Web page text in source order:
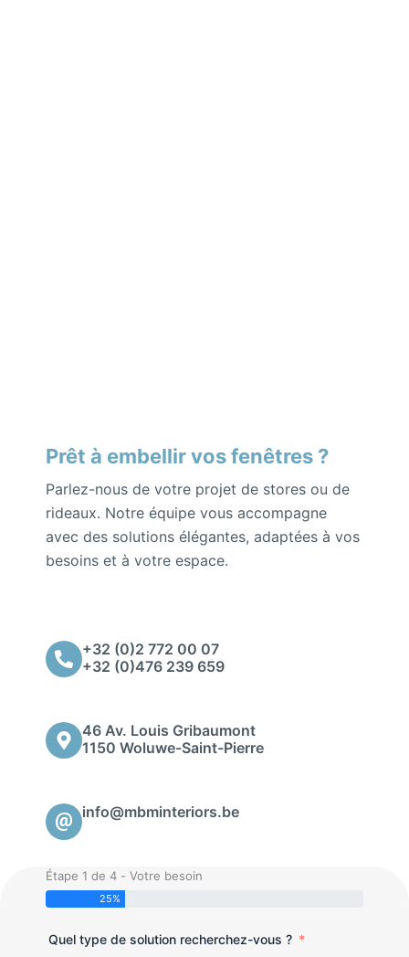
Prêt à embellir vos fenêtres ?
Parlez-nous de votre projet de stores ou de
rideaux. Notre équipe vous accompagne
avec des solutions élégantes, adaptées à vos
besoins et à votre espace.
+32 (0)2 772 00 07
+32 (0)476 239 659
46 Av. Louis Gribaumont
1150 Woluwe-Saint-Pierre
info@mbminteriors.be
Étape 1 de 4 - Votre besoin
25%
Quel type de solution recherchez-vous ?